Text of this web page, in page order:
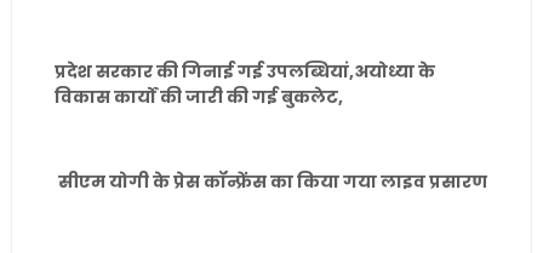
प्रदेश सरकार की गिनाई गई उपलब्धियां,अयोध्या के
विकास कार्यों की जारी की गई बुकलेट,
सीएम योगी के प्रेस कॉन्फ्रेंस का किया गया लाइव प्रसारण